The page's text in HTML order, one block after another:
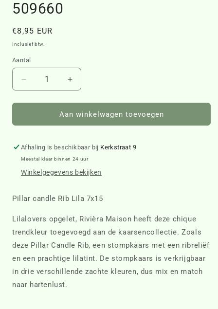
509660
Normale
prijs
€8,95 EUR
Inclusief btw.
Aantal
Aantal
verlagen
voor
candle
Lila
7x15
Aantal
verhogen
voor
Pillar
candle
Lila
7x15
Aan winkelwagen toevoegen
Afhaling is beschikbaar bij Kerkstraat 9
Meestal klaar binnen 24 uur
Winkelgegevens bekijken
Pillar candle Rib Lila 7x15
Lilalovers opgelet, Rivièra Maison heeft deze chique
trendkleur toegevoegd aan de kaarsencollectie. Zoals
deze Pillar Candle Rib, een stompkaars met een ribreliëf
en een prachtige lilatint. De stompkaars is verkrijgbaar
in drie verschillende zachte kleuren, dus mix en match
naar hartenlust.